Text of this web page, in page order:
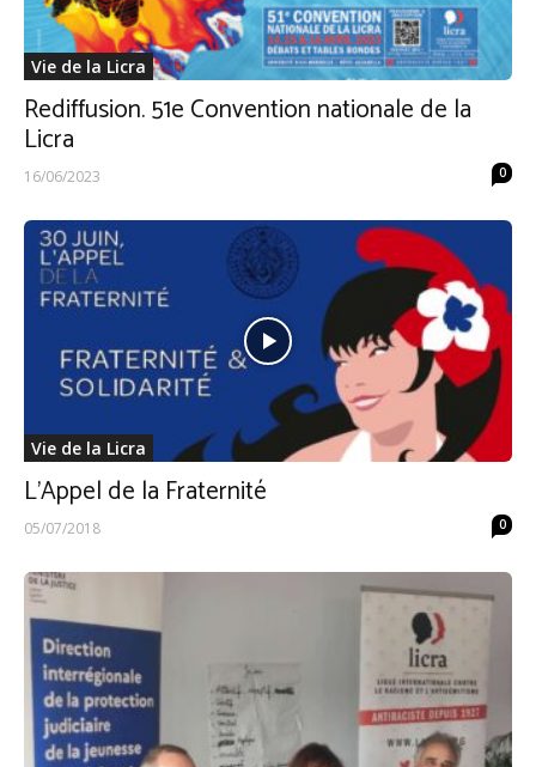
Vie de la Licra
Rediffusion. 51e Convention nationale de la
Licra
16/06/2023 0
Vie de la Licra
L’Appel de la Fraternité
05/07/2018 0